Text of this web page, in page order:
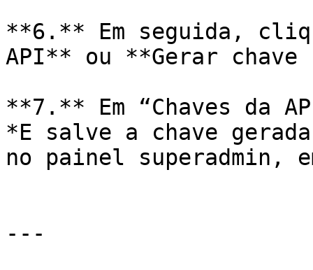
**6.** Em seguida,
API** ou **Gerar chave
**7.** Em “Chaves da
*E salve a chave
no painel superadmin,
---